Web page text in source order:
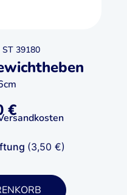
39180
€
(3,50 €)